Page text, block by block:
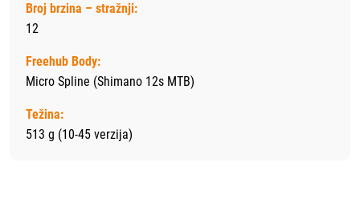
Broj brzina – stražnji:
12
Freehub Body:
Micro Spline (Shimano 12s MTB)
Težina:
513 g (10-45 verzija)